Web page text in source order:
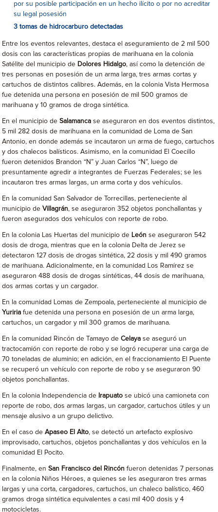
por su posible participación en un hecho ilícito o por no acreditar
su legal posesión
3 tomas de hidrocarburo detectadas
Entre los eventos relevantes, destaca el aseguramiento de 2 mil 500
dosis con las características propias de marihuana en la colonia
Satélite del municipio de Dolores Hidalgo, así como la detención de
tres personas en posesión de un arma larga, tres armas cortas y
cartuchos de distintos calibres. Además, en la colonia Vista Hermosa
fue detenida una persona en posesión de mil 500 gramos de
marihuana y 10 gramos de droga sintética.
En el municipio deSalamanca se aseguraron en dos eventos distintos,
5 mil 282 dosis de marihuana en la comunidad de Loma de San
Antonio, en donde además se incautaron un arma de fuego, cartuchos
y dos chalecos balísticos. Asimismo, en la comunidad El Coecillo
fueron detenidos Brandon “N” y Juan Carlos “N”, luego de
presuntamente agredir a integrantes de Fuerzas Federales; se les
incautaron tres armas largas, un arma corta y dos vehículos.
En la comunidad San Salvador de Torrecillas, perteneciente al
municipio deVillagrán, se aseguraron 352 objetos ponchallantas y
fueron asegurados dos vehículos con reporte de robo.
En la colonia Las Huertas del municipio de León se aseguraron 542
dosis de droga, mientras que en la colonia Delta de Jerez se
detectaron 127 dosis de drogas sintética, 22 dosis y mil 490 gramos
de marihuana. Adicionalmente, en la comunidad Los Ramírez se
aseguraron 488 dosis de drogas sintéticas, 44 dosis de marihuana,
dos armas cortas y un cargador.
En la comunidad Lomas de Zempoala, perteneciente al municipio de
Yuriria fue detenida una persona en posesión de un arma larga,
cartuchos, un cargador y mil 300 gramos de marihuana.
En la comunidad Rincón de Tamayo deCelaya se aseguró un
tractocamión con reporte de robo y se logró recuperar una carga de
70 toneladas de aluminio; en adición, en el fraccionamiento El Puente
se recuperó un vehículo con reporte de robo y se aseguraron 90
objetos ponchallantas.
En la colonia Independencia de Irapuato se ubicó una camioneta con
reporte de robo, dos armas largas, un cargador, cartuchos útiles y un
mensaje alusivo a un grupo delictivo.
En el caso deApaseo El Alto, se detectó un artefacto explosivo
improvisado, cartuchos, objetos ponchallantas y dos vehículos en la
comunidad El Pocito.
Finalmente, enSan Francisco del Rincón fueron detenidas 7 personas
en la colonia Niños Héroes, a quienes se les aseguraron tres armas
largas y una corta, cargadores, cartuchos, un chaleco balístico, 460
gramos droga sintética equivalentes a casi mil 400 dosis y 4
motocicletas.